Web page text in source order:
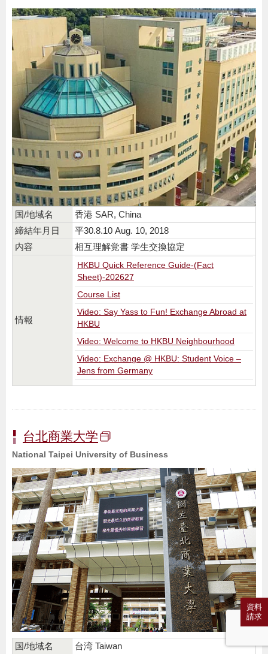
国/地域名
香港 SAR, China
締結年月日
平30.8.10 Aug. 10, 2018
内容
相互理解覚書 学生交換協定
情報
HKBU Quick Reference Guide-(Fact
Sheet)-202627
Course List
Video: Say Yass to Fun! Exchange Abroad at
HKBU
Video: Welcome to HKBU Neighbourhood
Video: Exchange @ HKBU: Student Voice –
Jens from Germany
台北商業大学
National Taipei University of Business
国/地域名 台湾 Taiwan
資料
請求